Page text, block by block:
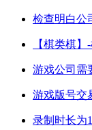
检查明白公
【棋类棋
游戏公司需
游戏版号交
录制时长为